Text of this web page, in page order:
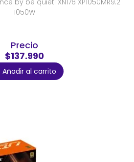
by be quiet! XN176 XP1050MR9.2
1050W
Precio
$137.990
Añadir al carrito